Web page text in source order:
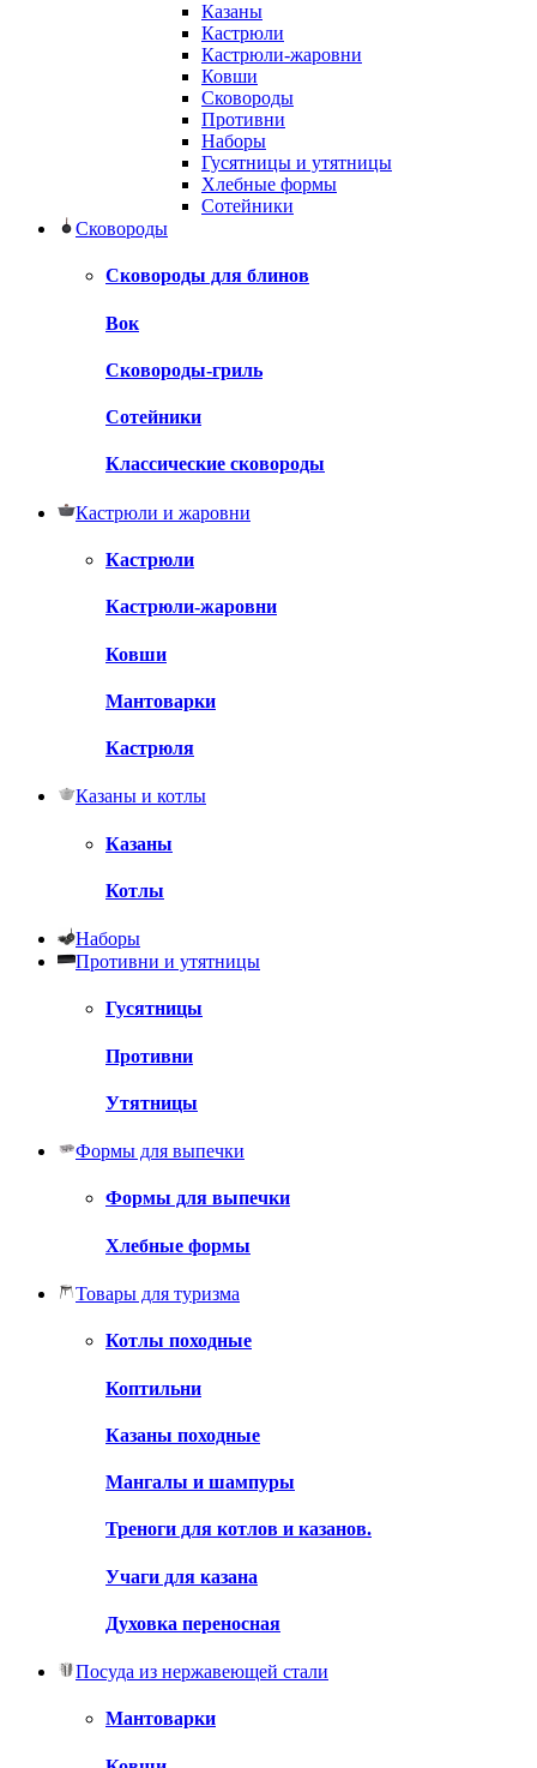
Казаны
Кастрюли
Кастрюли-жаровни
Ковши
Сковороды
Противни
Наборы
Гусятницы и утятницы
Хлебные формы
Сотейники
Сковороды
Сковороды для блинов
Вок
Сковороды-гриль
Сотейники
Классические сковороды
Кастрюли и жаровни
Кастрюли
Кастрюли-жаровни
Ковши
Мантоварки
Кастрюля
Казаны и котлы
Казаны
Котлы
Наборы
Противни и утятницы
Гусятницы
Противни
Утятницы
Формы для выпечки
Формы для выпечки
Хлебные формы
Товары для туризма
Котлы походные
Коптильни
Казаны походные
Мангалы и шампуры
Треноги для котлов и казанов.
Учаги для казана
Духовка переносная
Посуда из нержавеющей стали
Мантоварки